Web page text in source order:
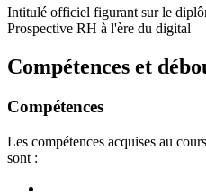
Intitulé officiel figurant sur le
Prospective RH à l'ère du digital
Compétences et
Compétences
Les compétences acquises au
sont :